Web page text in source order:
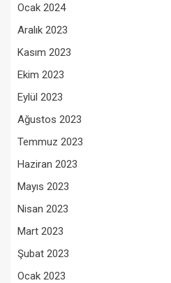
Ocak 2024
Aralık 2023
Kasım 2023
Ekim 2023
Eylül 2023
Ağustos 2023
Temmuz 2023
Haziran 2023
Mayıs 2023
Nisan 2023
Mart 2023
Şubat 2023
Ocak 2023